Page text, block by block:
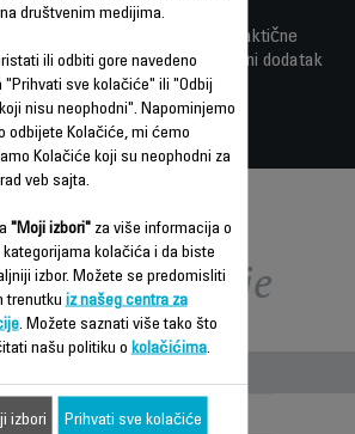
jednostavno koriste i različite praktične
presu izvrsnom za svakodnevni dodatak
sjaja vašoj kosi
– poređenje
Keramička
društvenim medijima.
ili odbiti gore navedeno
"Prihvati sve kolačiće" ili "Odbij
nisu neophodni". Napominjemo
odbijete Kolačiće, mi ćemo
Kolačiće koji su neophodni za
veb sajta.
"Moji izbori"za više informacija o
kolačića i da biste
izbor. Možete se predomisliti
trenutku iz našeg centra za
. Možete saznati više tako što
našu politiku o kolačićima.
izbori Prihvati sve kolačiće